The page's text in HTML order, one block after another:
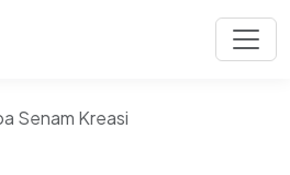
Senam Kreasi